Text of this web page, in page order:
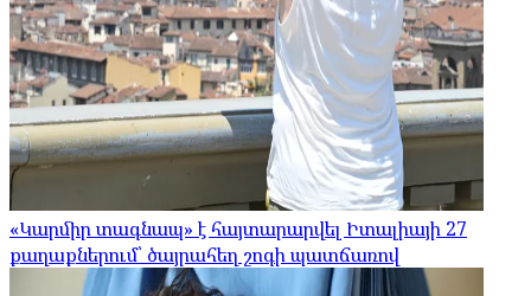
«Կարմիր տագնապ» է հայտարարվել Իտալիայի 27
քաղաքներում՝ ծայրահեղ շոգի պատճառով